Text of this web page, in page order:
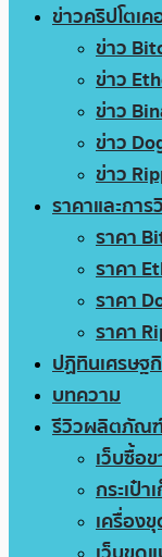
ข่าวคริปโตเค
ข่าว
ข่าว
ข่าว
ข่าว
ข่าว
ราคาและการ
ราคา
ราคา
ราคา
ราคา
ปฏิทินเศรษฐ
บทความ
รีวิวผลิตภัณ
เว็บซื้อ
กระเป๋
เครื่อง